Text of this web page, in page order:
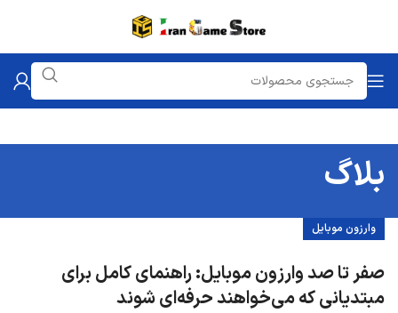
بلاگ
وارزون موبایل
صفر تا صد وارزون موبایل: راهنمای کامل برای
مبتدیانی که می‌خواهند حرفه‌ای شوند